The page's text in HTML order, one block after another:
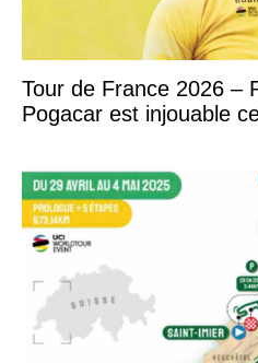
Tour de France 2026 –
Pogacar est injouable